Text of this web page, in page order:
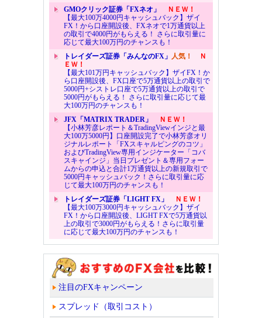
GMOクリック証券「FXネオ」
ＮＥＷ！
【最大100万4000円キャッシュバック】ザイ
FX！から口座開設後、FXネオで1万通貨以上
の取引で4000円がもらえる！ さらに取引量に
応じて最大100万円のチャンスも！
トレイダーズ証券「みんなのFX」 人気！
Ｎ
ＥＷ！
【最大101万円キャッシュバック】ザイFX！か
ら口座開設後、FX口座で5万通貨以上の取引で
5000円+シストレ口座で5万通貨以上の取引で
5000円がもらえる！ さらに取引量に応じて最
大100万円のチャンスも！
JFX「MATRIX TRADER」
ＮＥＷ！
【小林芳彦レポート＆TradingViewインジと最
大100万5000円】口座開設完了で小林芳彦オリ
ジナルレポート「FXスキャルピングのコツ」
およびTradingView専用インジケーター「コバ
スキャインジ」当日プレゼント＆専用フォー
ムからの申込と合計1万通貨以上の新規取引で
5000円キャッシュバック！さらに取引量に応
じて最大100万円のチャンスも！
トレイダーズ証券「LIGHT FX」
ＮＥＷ！
【最大100万3000円キャッシュバック】ザイ
FX！から口座開設後、LIGHT FXで5万通貨以
上の取引で3000円がもらえる！さらに取引量
に応じて最大100万円のチャンスも！
注目のFXキャンペーン
スプレッド（取引コスト）